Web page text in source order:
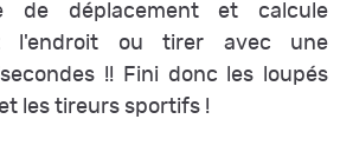
de déplacement et calcule
l'endroit ou tirer avec une
!! Fini donc les loupés
les tireurs sportifs !